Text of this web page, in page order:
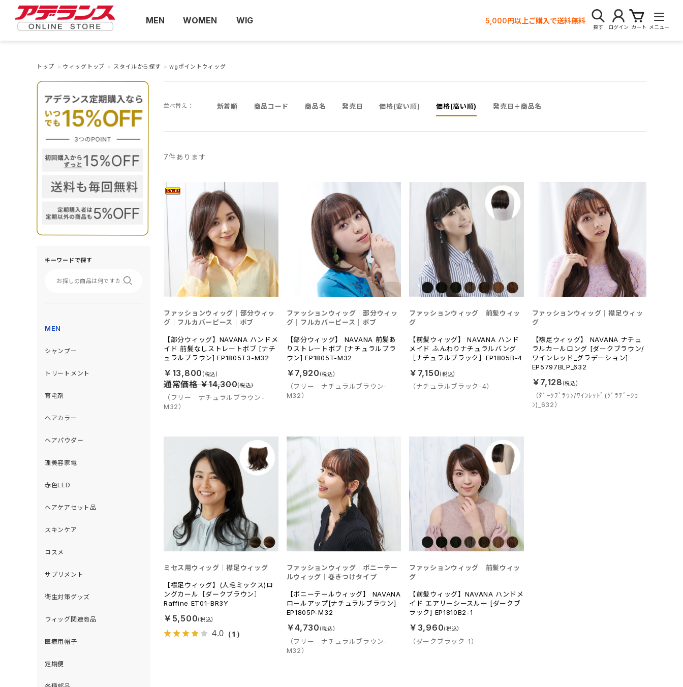
MEN WOMEN WIG 5,000円以上ご購入で送料無料
探す ログイン カート メニュー
トップ > ウィッグトップ > スタイルから探す >wgポイントウィッグ
キーワードで探す
MEN
シャンプー
トリートメント
育毛剤
ヘアカラー
ヘアパウダー
理美容家電
赤色LED
ヘアケアセット品
スキンケア
コスメ
サプリメント
衛生対策グッズ
ウィッグ関連商品
医療用帽子
定期便
並べ替え： 新着順 商品コード 商品名 発売日 価格(安い順) 価格(高い順) 発売日＋商品名
7件あります
【部分ウィッグ】NAVANA ハンドメ
イド 前髪なしストレートボブ [ナチ
ュラルブラウン] EP1805T3-M32
（フリー ナチュラルブラウン-
M32）
ファッションウィッグ｜部分ウィッ
グ｜フルカバーピース｜ボブ
￥13,800
通常価格 ￥14,300
【部分ウィッグ】 NAVANA 前髪あ
りストレートボブ [ナチュラルブラ
ウン] EP1805T-M32
（フリー ナチュラルブラウン-
M32）
ファッションウィッグ｜部分ウィッ
グ｜フルカバーピース｜ボブ
￥7,920
【前髪ウィッグ】 NAVANA ハンド
メイド ふんわりナチュラルバング
［ナチュラルブラック］EP1805B-4
（ナチュラルブラック-4）
ファッションウィッグ｜前髪ウィッ
グ
￥7,150
【襟足ウィッグ】 NAVANA ナチュ
ラルカールロング [ダークブラウン/
ワインレッド_グラデーション]
EP5797BLP_632
（ﾀﾞｰｸﾌﾞﾗｳﾝ/ﾜｲﾝﾚｯﾄﾞ(ｸﾞﾗﾃﾞｰｼｮ
ﾝ)_632）
ファッションウィッグ｜襟足ウィッ
グ
￥7,128
【襟足ウィッグ】(人毛ミックス)ロ
ングカール［ダークブラウン］
Raffine ET01-BR3Y
ミセス用ウィッグ｜襟足ウィッグ
￥5,500
4.0 （1）
【ポニーテールウィッグ】 NAVANA
ロールアップ[ナチュラルブラウン]
EP1805P-M32
（フリー ナチュラルブラウン-
M32）
ファッションウィッグ｜ポニーテー
ルウィッグ｜巻きつけタイプ
￥4,730
【前髪ウィッグ】NAVANA ハンドメ
イド エアリーシースルー [ダークブ
ラック] EP1810B2-1
（ダークブラック-1）
ファッションウィッグ｜前髪ウィッ
グ
￥3,960